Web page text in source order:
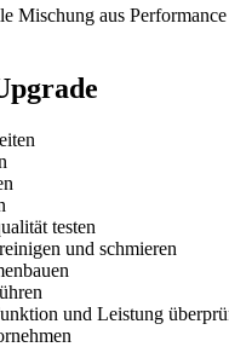
Mischung aus
testen
und schmieren
und Leistung